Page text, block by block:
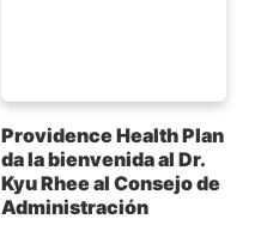
Providence Health Plan
da la bienvenida al Dr.
Kyu Rhee al Consejo de
Administración